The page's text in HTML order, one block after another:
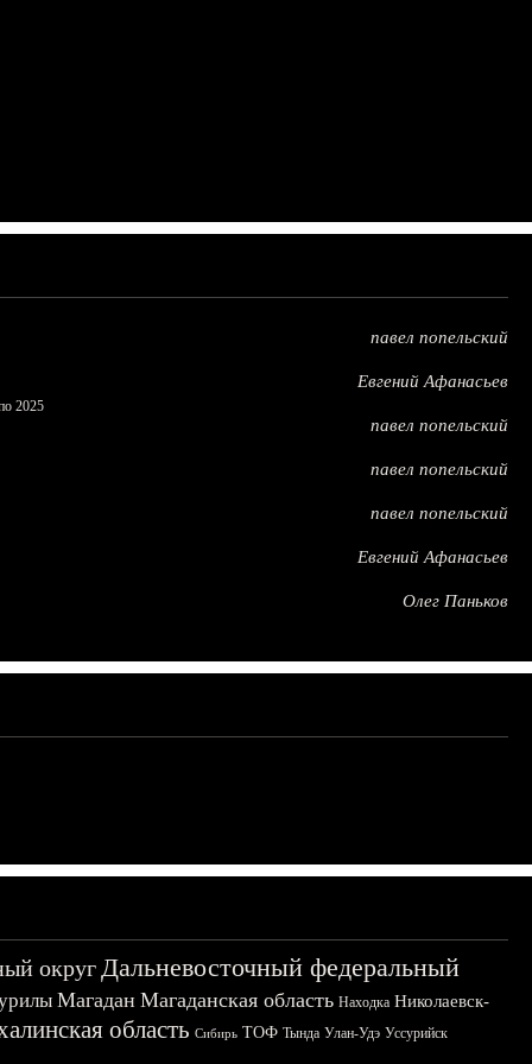
павел попельский
Евгений Афанасьев
2025
павел попельский
павел попельский
павел попельский
Евгений Афанасьев
Олег Паньков
округДальневосточный федеральный
Магадан Магаданская область Находка Николаевск-
область Сибирь ТОФ Тында Улан-Удэ Уссурийск